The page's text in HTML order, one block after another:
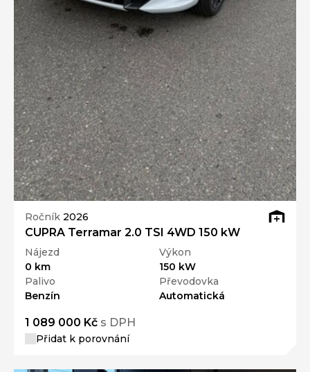
Ročník 2026
CUPRA Terramar 2.0 TSI 4WD 150 kW
Nájezd
0 km
Výkon
150 kW
Palivo
Benzín
Převodovka
Automatická
1 089 000 Kč s DPH
Přidat k porovnání